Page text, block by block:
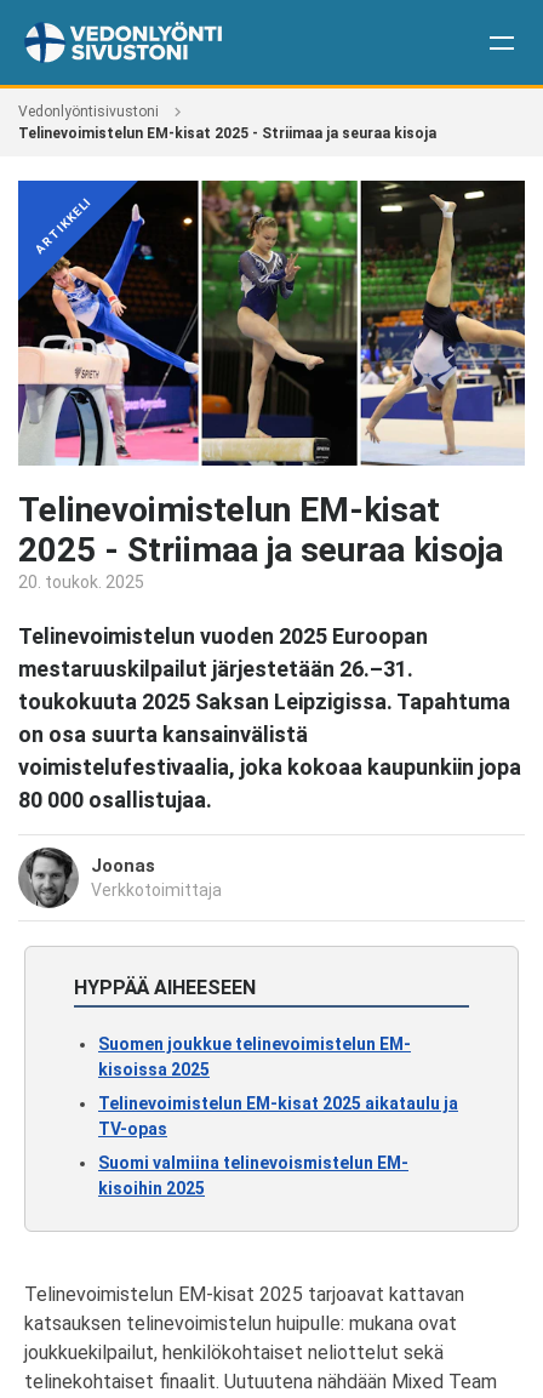
Vedonlyöntisivustoni
Telinevoimistelun EM-kisat 2025 - Striimaa ja seuraa kisoja
ARTIKKELI
Telinevoimistelun EM-kisat
2025 - Striimaa ja seuraa kisoja
20. toukok. 2025
Telinevoimistelun vuoden 2025 Euroopan
mestaruuskilpailut järjestetään 26.–31.
toukokuuta 2025 Saksan Leipzigissa. Tapahtuma
on osa suurta kansainvälistä
voimistelufestivaalia, joka kokoaa kaupunkiin jopa
80 000 osallistujaa.
Joonas
Verkkotoimittaja
HYPPÄÄ AIHEESEEN
Suomen joukkue telinevoimistelun EM-
kisoissa 2025
Telinevoimistelun EM-kisat 2025 aikataulu ja
TV-opas
Suomi valmiina telinevoismistelun EM-
kisoihin 2025
Telinevoimistelun EM-kisat 2025 tarjoavat kattavan
katsauksen telinevoimistelun huipulle: mukana ovat
joukkuekilpailut, henkilökohtaiset neliottelut sekä
telinekohtaiset finaalit. Uutuutena nähdään Mixed Team